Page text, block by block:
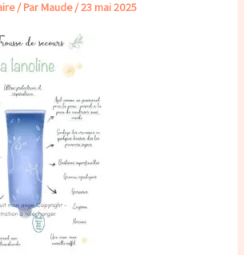
/ Par Maude/23 mai 2025